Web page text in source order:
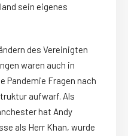
sein eigenes
des Vereinigten
waren auch in
Pandemie Fragen nach
aufwarf. Als
hat Andy
als Herr Khan, wurde